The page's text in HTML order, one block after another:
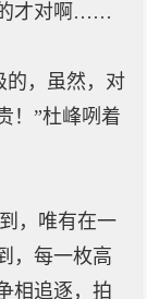
的才对啊……
，虽然，对
！”杜峰咧着
，唯有在一
，每一枚高
相追逐，拍